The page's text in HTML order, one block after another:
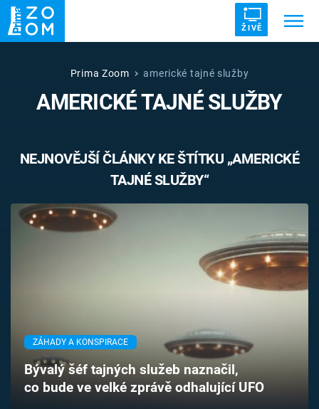
ŽIVĚ
ZRÁDCI DRUHÁ SVĚTOVÁ VÁLKA
ZÁHADY VETŘELCI DÁVNOVĚKU
Témata
Časopis
Sledujte prima+
Prima Zoom americké tajné služby
AMERICKÉ TAJNÉ SLUŽBY
NEJNOVĚJŠÍ ČLÁNKY KE ŠTÍTKU „AMERICKÉ
TAJNÉ SLUŽBY“
ZÁHADY A KONSPIRACE
Bývalý šéf tajných služeb naznačil,
co bude ve velké zprávě odhalující UFO